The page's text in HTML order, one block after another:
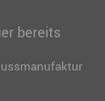
bereits